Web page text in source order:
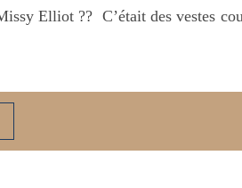
Elliot ?? C’était des vestes